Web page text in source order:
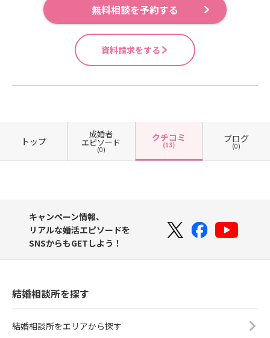
無料相談を予約する
資料請求をする
トップ
成婚者
エピソード
(0)
クチコミ
(13)
ブログ
(0)
キャンペーン情報、
リアルな婚活エピソードを
SNSからもGETしよう！
結婚相談所を探す
結婚相談所をエリアから探す